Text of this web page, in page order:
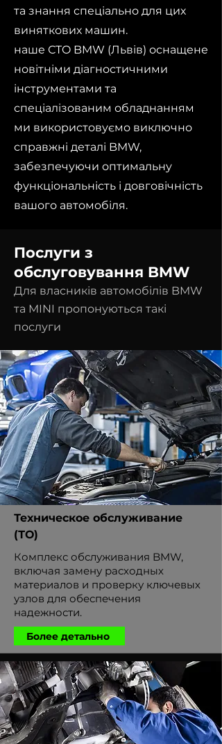
та знання спеціально для цих
виняткових машин.
наше СTO BMW (Львів) оснащене
новітніми діагностичними
інструментами та
спеціалізованим обладнанням
ми використовуємо виключно
справжні деталі BMW,
забезпечуючи оптимальну
функціональність і довговічність
вашого автомобіля.
Послуги з
обслуговування BMW
Для власників автомобілів BMW
та MINI пропонуються такі
послуги
Техническое обслуживание
(ТО)
Комплекс обслуживания BMW,
включая замену расходных
материалов и проверку ключевых
узлов для обеспечения
надежности.
Более детально